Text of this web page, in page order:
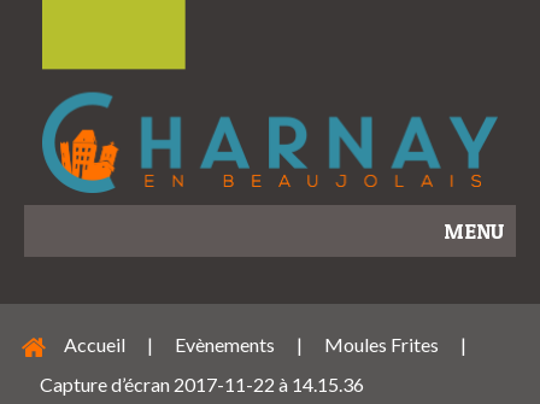
MENU
Accueil | Evènements | Moules Frites
|
Capture d’écran 2017-11-22 à 14.15.36